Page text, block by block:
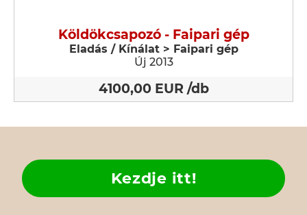
Köldökcsapozó - Faipari gép
Eladás / Kínálat > Faipari gép
Új 2013
4100,00 EUR /db
Kezdje itt!